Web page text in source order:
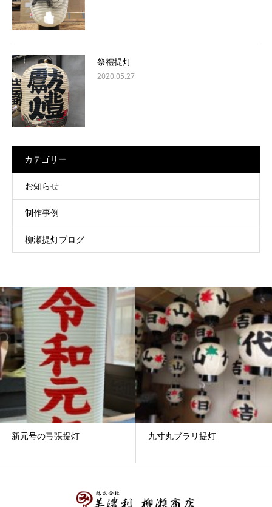
祭禮提灯
2020.05.27
カテゴリー
お知らせ
制作事例
柳瀬提灯ブログ
新元号の弓張提灯 九寸丸ブラリ提灯